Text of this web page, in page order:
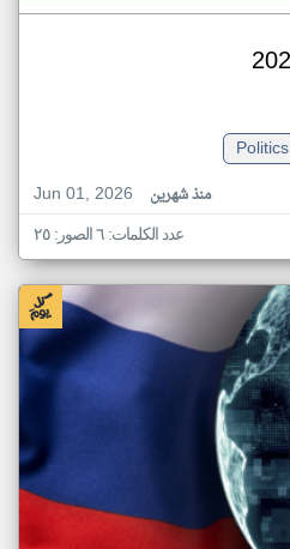
Politics
Jun 01, 2026
منذ شهرين
عدد الكلمات: ٦ الصور: ٢٥